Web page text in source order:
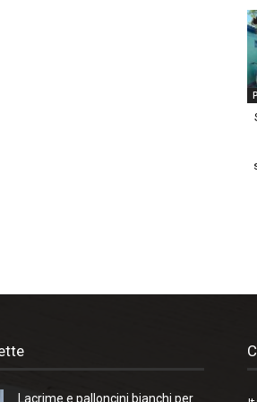
Lacrime e palloncini bianchi per